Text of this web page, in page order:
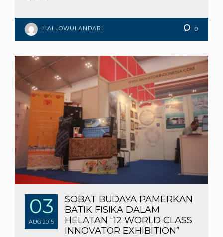
HALLOWULANDARI 0
03
AUG 2015
SOBAT BUDAYA PAMERKAN
BATIK FISIKA DALAM
HELATAN “12 WORLD CLASS
INNOVATOR EXHIBITION”